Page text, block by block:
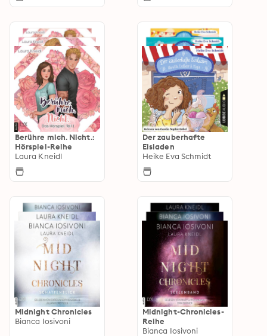
Berühre mich. Nicht.:
Hörspiel-Reihe
Laura Kneidl
Der zauberhafte
Eisladen
Heike Eva Schmidt
Midnight Chronicles
Bianca Iosivoni
Midnight-Chronicles-
Reihe
Bianca Iosivoni